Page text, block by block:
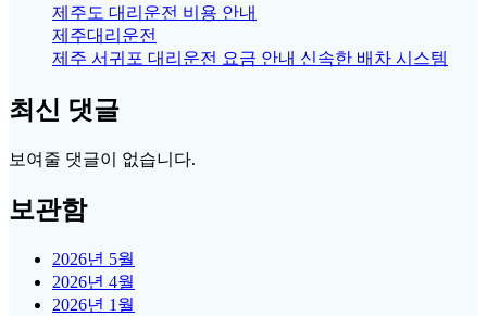
제주도 대리운전 비용 안내
제주대리운전
제주 서귀포 대리운전 요금 안내 신속한 배차 시스템
최신 댓글
보여줄 댓글이 없습니다.
보관함
2026년 5월
2026년 4월
2026년 1월